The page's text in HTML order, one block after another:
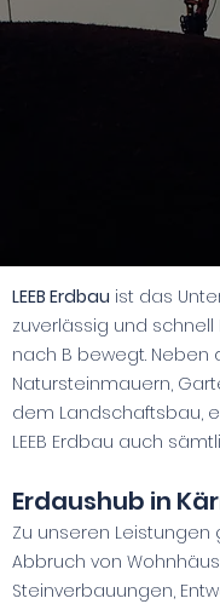
LEEB Erdbau ist das
zuverlässig und
nach B bewegt. Neben
Natursteinmauern,
dem Landschaftsbau,
LEEB Erdbau auch
Erdaushub in
Zu unseren
Abbruch von
Steinverbauungen,